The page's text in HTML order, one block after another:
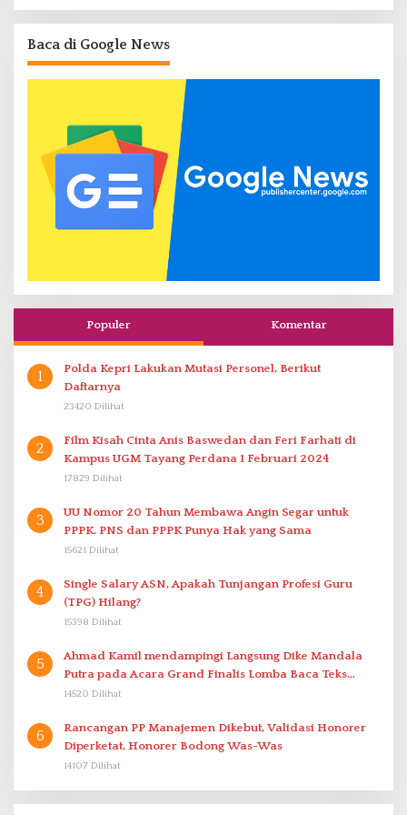
Baca di Google News
Populer Komentar
1
Polda Kepri Lakukan Mutasi Personel, Berikut
Daftarnya
23420 Dilihat
2
Film Kisah Cinta Anis Baswedan dan Feri Farhati di
Kampus UGM Tayang Perdana 1 Februari 2024
17829 Dilihat
3
UU Nomor 20 Tahun Membawa Angin Segar untuk
PPPK. PNS dan PPPK Punya Hak yang Sama
15621 Dilihat
4
Single Salary ASN, Apakah Tunjangan Profesi Guru
(TPG) Hilang?
15398 Dilihat
5
Ahmad Kamil mendampingi Langsung Dike Mandala
Putra pada Acara Grand Finalis Lomba Baca Teks
Proklamasi Mirip Bung Karno di Bali
14520 Dilihat
6
Rancangan PP Manajemen Dikebut, Validasi Honorer
Diperketat, Honorer Bodong Was-Was
14107 Dilihat